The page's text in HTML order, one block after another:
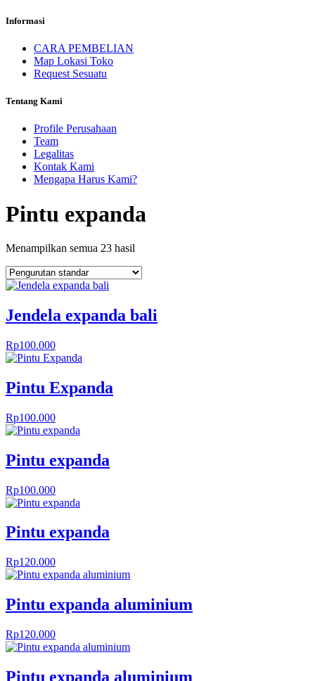
Informasi
CARA PEMBELIAN
Map Lokasi Toko
Request Sesuatu
Tentang Kami
Profile Perusahaan
Team
Legalitas
Kontak Kami
Mengapa Harus Kami?
Pintu expanda
Menampilkan semua 23 hasil
Jendela expanda bali
Rp100.000
Pintu Expanda
Rp100.000
Pintu expanda
Rp100.000
Pintu expanda
Rp120.000
Pintu expanda aluminium
Rp120.000
Pintu expanda aluminium